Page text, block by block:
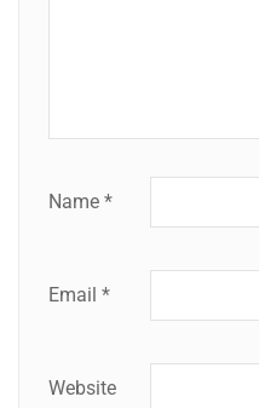
Name *
Email *
Website